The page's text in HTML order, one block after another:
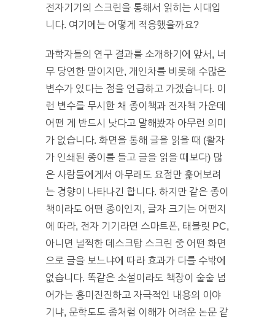
전자기기의 스크린을 통해서 읽히는 시대입
니다. 여기에는 어떻게 적응했을까요?
과학자들의 연구 결과를 소개하기에 앞서, 너
무 당연한 말이지만, 개인차를 비롯해 수많은
변수가 있다는 점을 언급하고 가겠습니다. 이
런 변수를 무시한 채 종이책과 전자책 가운데
어떤 게 반드시 낫다고 말해봤자 아무런 의미
가 없습니다. 화면을 통해 글을 읽을 때 (활자
가 인쇄된 종이를 들고 글을 읽을 때보다) 많
은 사람들에게서 아무래도 요점만 훑어보려
는 경향이 나타나긴 합니다. 하지만 같은 종이
책이라도 어떤 종이인지, 글자 크기는 어떤지
에 따라, 전자 기기라면 스마트폰, 태블릿 PC,
아니면 널찍한 데스크탑 스크린 중 어떤 화면
으로 글을 보느냐에 따라 효과가 다를 수밖에
없습니다. 똑같은 소설이라도 책장이 술술 넘
어가는 흥미진진하고 자극적인 내용의 이야
기냐, 문학도도 좀처럼 이해가 어려운 논문 같